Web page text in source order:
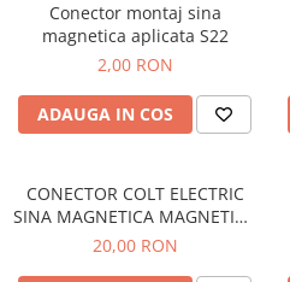
Conector montaj sina
magnetica aplicata S22
2,00 RON
ADAUGA IN COS
CONECTOR COLT ELECTRIC
SINA MAGNETICA MAGNETICA
(imbinare electrica) S22/R22
20,00 RON